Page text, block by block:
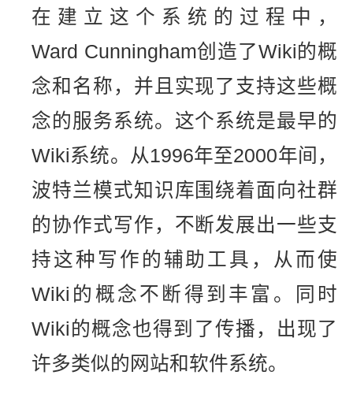
在建立这个系统的过程中，
Ward Cunningham创造了Wiki的概
念和名称，并且实现了支持这些概
念的服务系统。这个系统是最早的
Wiki系统。从1996年至2000年间，
波特兰模式知识库围绕着面向社群
的协作式写作，不断发展出一些支
持这种写作的辅助工具，从而使
Wiki的概念不断得到丰富。同时
Wiki的概念也得到了传播，出现了
许多类似的网站和软件系统。